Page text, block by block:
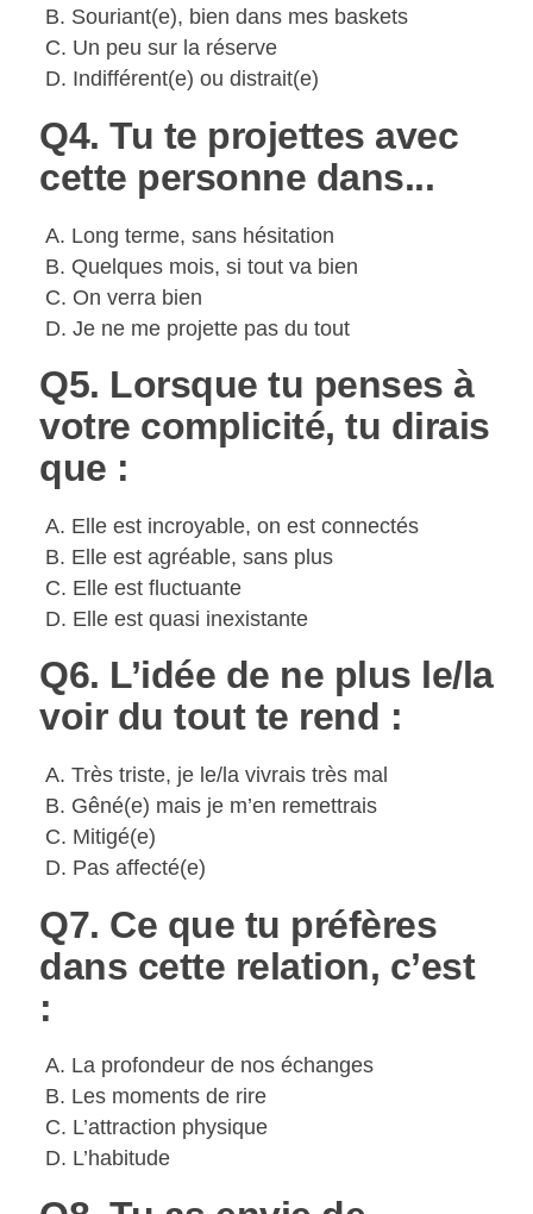
B. Souriant(e), bien dans mes baskets
C. Un peu sur la réserve
D. Indifférent(e) ou distrait(e)
Q4. Tu te projettes avec
cette personne dans...
A. Long terme, sans hésitation
B. Quelques mois, si tout va bien
C. On verra bien
D. Je ne me projette pas du tout
Q5. Lorsque tu penses à
votre complicité, tu dirais
que :
A. Elle est incroyable, on est connectés
B. Elle est agréable, sans plus
C. Elle est fluctuante
D. Elle est quasi inexistante
Q6. L’idée de ne plus le/la
voir du tout te rend :
A. Très triste, je le/la vivrais très mal
B. Gêné(e) mais je m’en remettrais
C. Mitigé(e)
D. Pas affecté(e)
Q7. Ce que tu préfères
dans cette relation, c’est
:
A. La profondeur de nos échanges
B. Les moments de rire
C. L’attraction physique
D. L’habitude